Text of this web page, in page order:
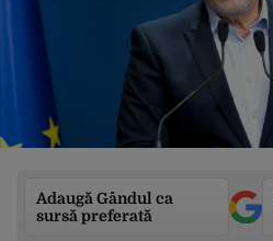
Adaugă Gândul ca
sursă preferată